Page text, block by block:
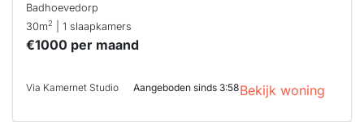
Badhoevedorp
30m2 | 1 slaapkamers
€1000 per maand
Via Kamernet Studio Aangeboden sinds 3:58Bekijk woning